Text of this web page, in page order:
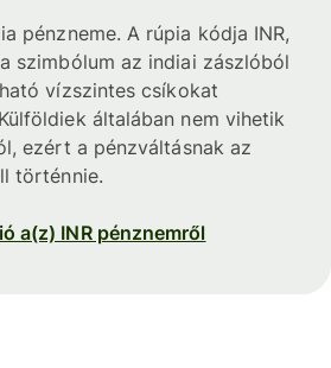
pénzneme. A rúpia kódja INR,
szimbólum az indiai zászlóból
vízszintes csíkokat
általában nem vihetik
ezért a pénzváltásnak az
történnie.
a(z) INR pénznemről